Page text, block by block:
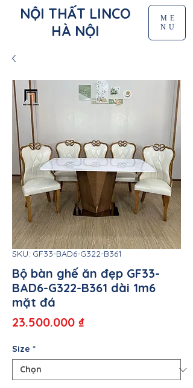
NỘI THẤT LINCO
HÀ NỘI
ME
NU
SKU: GF33-BAD6-G322-B361
Bộ bàn ghế ăn đẹp GF33-
BAD6-G322-B361 dài 1m6
mặt đá
23.500.000 ₫Giá
Size *